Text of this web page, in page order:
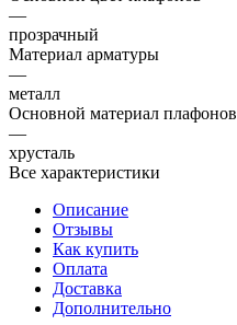
—
прозрачный
Материал арматуры
—
металл
Основной материал плафонов
—
хрусталь
Все характеристики
Описание
Отзывы
Как купить
Оплата
Доставка
Дополнительно